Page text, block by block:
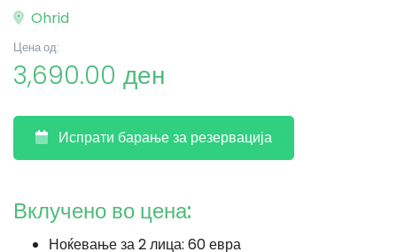
Ohrid
Цена од:
3,690.00 ден
Испрати барање за резервација
Вклучено во цена:
Ноќевање за 2 лица: 60 евра